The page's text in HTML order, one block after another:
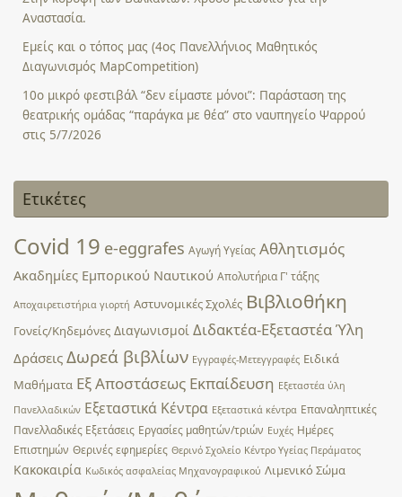
Αναστασία.
Εμείς και ο τόπος μας (4ος Πανελλήνιος Μαθητικός
Διαγωνισμός MapCompetition)
10ο μικρό φεστιβάλ “δεν είμαστε μόνοι”: Παράσταση της
θεατρικής ομάδας “παράγκα με θέα” στο ναυπηγείο Ψαρρού
στις 5/7/2026
Ετικέτες
Covid 19 e-eggrafes Αγωγή Υγείας Αθλητισμός
Ακαδημίες Εμπορικού Ναυτικού Απολυτήρια Γ' τάξης
Αποχαιρετιστήρια γιορτή Αστυνομικές Σχολές Βιβλιοθήκη
Γονείς/Κηδεμόνες Διαγωνισμοί Διδακτέα-Εξεταστέα Ύλη
Δράσεις Δωρεά βιβλίων Εγγραφές-Μετεγγραφές Ειδικά
Μαθήματα Εξ Αποστάσεως Εκπαίδευση Εξεταστέα ύλη
Πανελλαδικών Εξεταστικά Κέντρα Εξεταστικά κέντρα Επαναληπτικές
Πανελλαδικές Εξετάσεις Εργασίες μαθητών/τριών Ευχές Ημέρες
Επιστημών Θερινές εφημερίες Θερινό Σχολείο Κέντρο Υγείας Περάματος
Κακοκαιρία Κωδικός ασφαλείας Μηχανογραφικού Λιμενικό Σώμα